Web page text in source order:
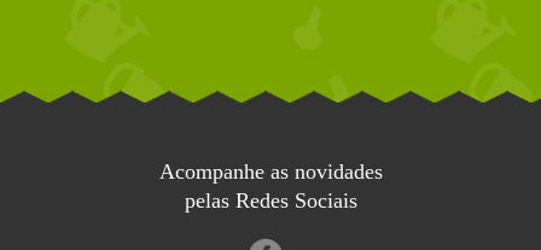
Acompanhe as novidades
pelas Redes Sociais